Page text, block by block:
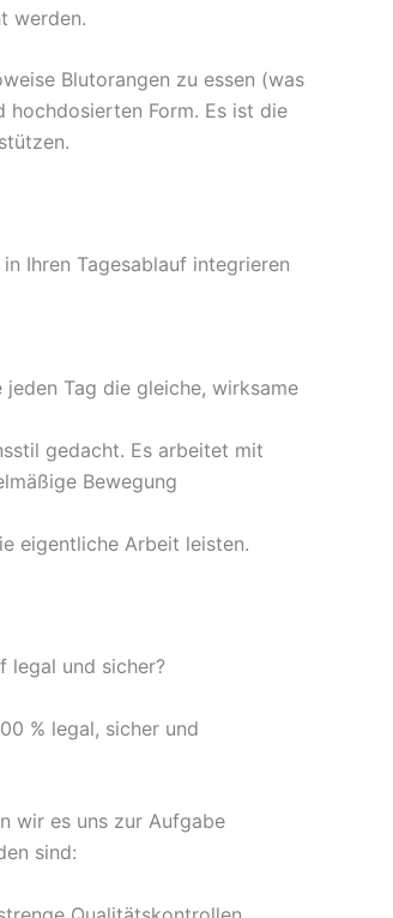
werden.
Blutorangen zu essen (was
hochdosierten Form. Es ist die
Ihren Tagesablauf integrieren
Tag die gleiche, wirksame
gedacht. Es arbeitet mit
Bewegung
eigentliche Arbeit leisten.
legal und sicher?
% legal, sicher und
wir es uns zur Aufgabe
sind: